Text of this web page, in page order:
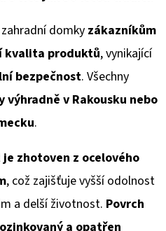
zahradní domky zákazníkům
kvalita produktů, vynikající
bezpečnost. Všechny
výhradně v Rakousku nebo
.
zhotoven z ocelového
, což zajišťuje vyšší odolnost
a delší životnost. Povrch
a opatřen